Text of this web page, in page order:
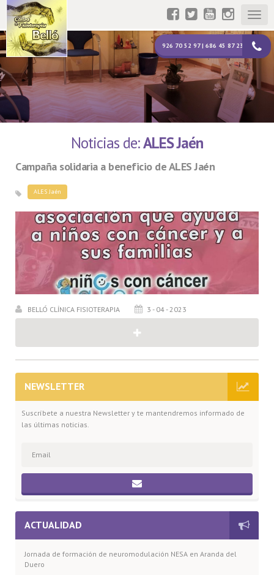
926 70 52 97 | 686 45 87 23
Noticias de:ALES Jaén
Campaña solidaria a beneficio de ALES Jaén
ALES Jaén
BELLÓ CLÍNICA FISIOTERAPIA 3 - 04 - 2023
NEWSLETTER
Suscríbete a nuestra Newsletter y te mantendremos informado de
las últimas noticias.
ACTUALIDAD
Jornada de formación de neuromodulación NESA en Aranda del
Duero